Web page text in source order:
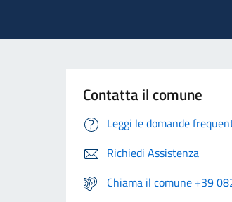
Contatta il comune
Leggi le domande
Richiedi Assistenza
Chiama il comune +39